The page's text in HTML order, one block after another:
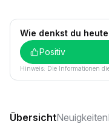
Wie denkst du heute
Positiv
Hinweis: Die Informationen
ÜbersichtNeuigkeiten